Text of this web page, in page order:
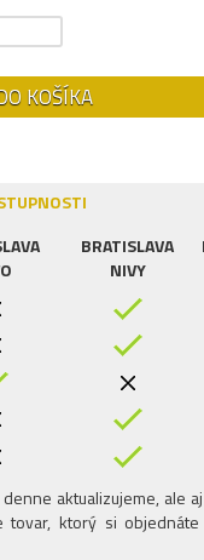
KOŠÍKA
BRATISLAVA
NIVY
aktualizujeme, ale
tovar, ktorý si